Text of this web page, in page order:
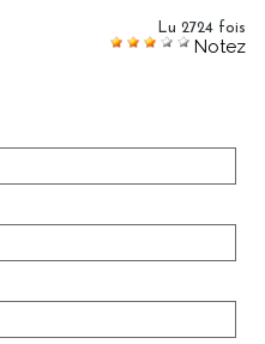
Lu 2724 fois
Notez